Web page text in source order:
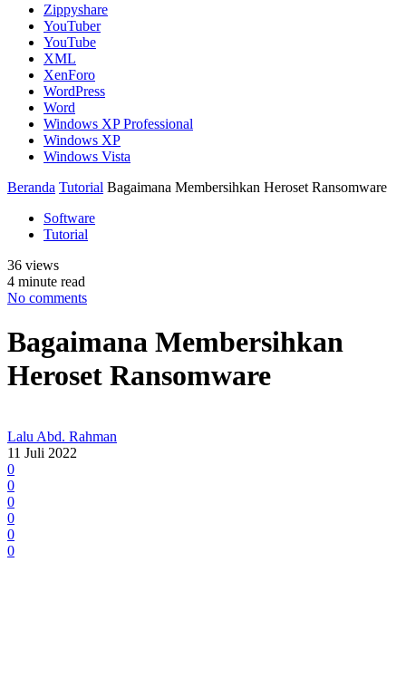
Zippyshare
YouTuber
YouTube
XML
XenForo
WordPress
Word
Windows XP Professional
Windows XP
Windows Vista
Beranda Tutorial Bagaimana Membersihkan Heroset Ransomware
Software
Tutorial
36 views
4 minute read
No comments
Bagaimana Membersihkan
Heroset Ransomware
Lalu Abd. Rahman
11 Juli 2022
0
0
0
0
0
0